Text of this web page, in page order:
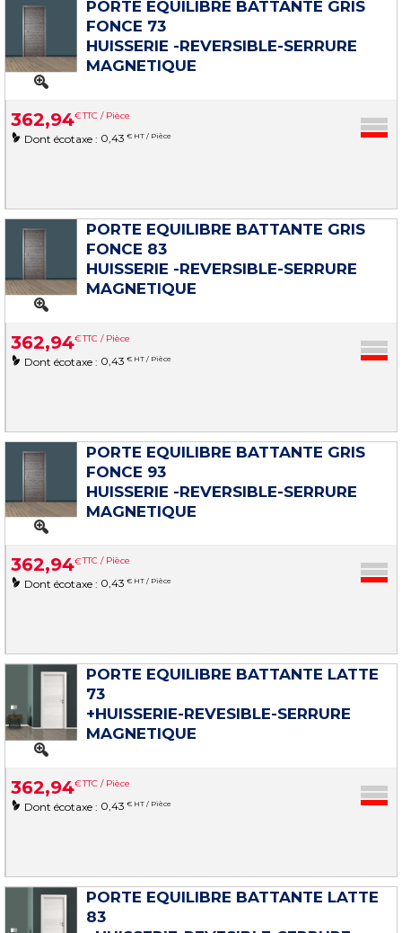
PORTE EQUILIBRE BATTANTE GRIS
FONCE 73
HUISSERIE -REVERSIBLE-SERRURE
MAGNETIQUE
362,94€TTC / Pièce
Dont écotaxe : 0,43 € HT / Pièce
PORTE EQUILIBRE BATTANTE GRIS
FONCE 83
HUISSERIE -REVERSIBLE-SERRURE
MAGNETIQUE
362,94€TTC / Pièce
Dont écotaxe : 0,43 € HT / Pièce
PORTE EQUILIBRE BATTANTE GRIS
FONCE 93
HUISSERIE -REVERSIBLE-SERRURE
MAGNETIQUE
362,94€TTC / Pièce
Dont écotaxe : 0,43 € HT / Pièce
PORTE EQUILIBRE BATTANTE LATTE
73
+HUISSERIE-REVESIBLE-SERRURE
MAGNETIQUE
362,94€TTC / Pièce
Dont écotaxe : 0,43 € HT / Pièce
PORTE EQUILIBRE BATTANTE LATTE
83